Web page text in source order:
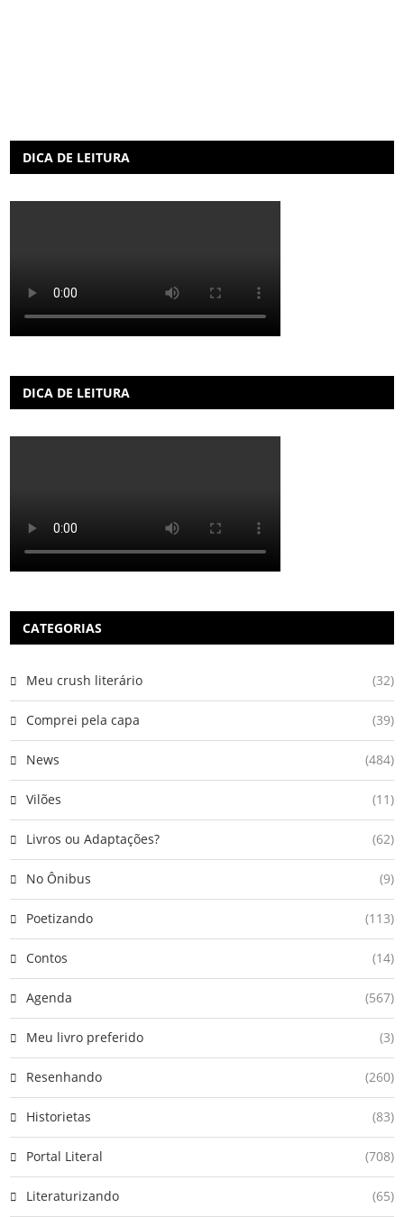
DICA DE LEITURA
DICA DE LEITURA
CATEGORIAS
Meu crush literário (32)
Comprei pela capa (39)
News (484)
Vilões (11)
Livros ou Adaptações? (62)
No Ônibus (9)
Poetizando (113)
Contos (14)
Agenda (567)
Meu livro preferido (3)
Resenhando (260)
Historietas (83)
Portal Literal (708)
Literaturizando (65)